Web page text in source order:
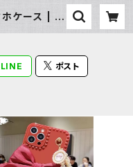
ホケース | M
LINE ポスト